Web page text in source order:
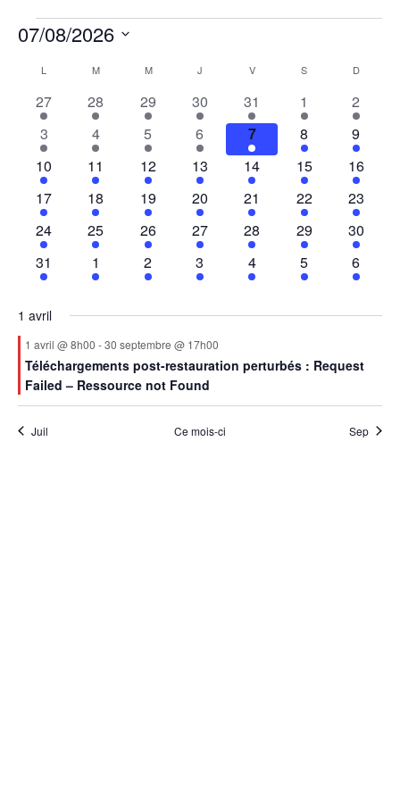
ÉVÈNEMENTS
07/08/2026
une
date.
Calendrier
Évènements
L M MMERCREDI
J VVENDREDIS D
1
évènement
27
1
évènement
28
1
évènement
29
1
évènement
30
1
évènement
31
1
évènement
1
1
2
1
évènement
3
1
évènement
4
1
évènement
5
2
évènements
6
1
évènement
7
1
évènement
8
1
9
1
évènement
10
1
évènement
11
1
évènement
12
1
évènement
13
1
évènement
14
1
évènement
15
1
16
1
évènement
17
2
évènements
18
1
évènement
19
1
évènement
20
1
évènement
21
1
évènement
22
1
23
1
évènement
24
1
évènement
25
1
évènement
26
1
évènement
27
1
évènement
28
1
évènement
29
1
30
1
évènement
31
1
évènement
1
1
évènement
2
1
évènement
3
1
évènement
4
1
évènement
5
1
6
1 avril
1 avril @ 8h00 -30 septembre @ 17h00
Téléchargements post-restauration perturbés : Request
Failed – Ressource not Found
Juil Ce mois-ci Sep